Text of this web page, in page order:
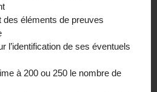
des éléments de preuves
l’identification de ses éventuels
à 200 ou 250 le nombre de